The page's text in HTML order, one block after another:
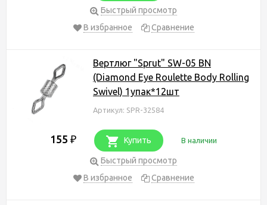
Быстрый просмотр
В избранное
Сравнение
Вертлюг "Sprut" SW-05 BN
(Diamond Eye Roulette Body Rolling
Swivel) 1упак*12шт
Артикул: SPR-32584
155 ₽ Купить В наличии
Быстрый просмотр
В избранное
Сравнение